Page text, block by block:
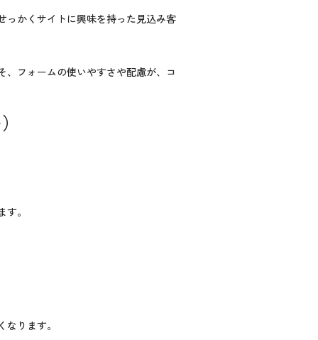
っかくサイトに興味を持った見込み客
フォームの使いやすさや配慮が、コ
。
ります。